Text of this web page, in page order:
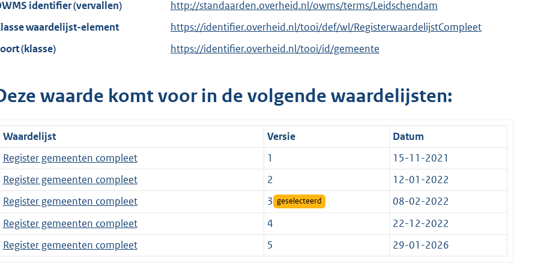
identifier (vervallen)
http://standaarden.overheid.nl/owms/terms/Leidschendam
waardelijst-element
https://identifier.overheid.nl/tooi/def/wl/RegisterwaardelijstCompleet
(klasse)
https://identifier.overheid.nl/tooi/id/gemeente
waarde komt voor in de volgende waardelijsten:
Waardelijst Versie
Datum
Register gemeenten compleet
1
15-11-2021
Register gemeenten compleet
2
12-01-2022
Register gemeenten compleet
3 geselecteerd
08-02-2022
Register gemeenten compleet
4
22-12-2022
Register gemeenten compleet
5 29-01-2026